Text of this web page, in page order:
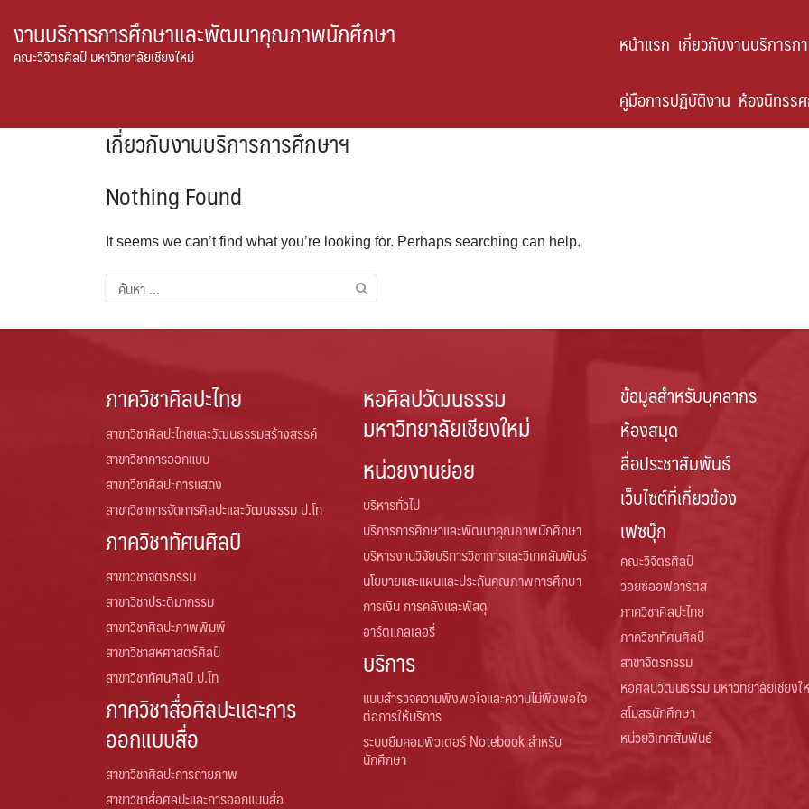
content
งานบริการการศึกษาและพัฒนาคุณภาพนักศึกษา
คณะวิจิตรศิลป์ มหาวิทยาลัยเชียงใหม่ หน้าแรก เกี่ยวกับงานบริการก
คู่มือการปฏิบัติงาน ห้องนิทรร
เกี่ยวกับงานบริการการศึกษาฯ
Nothing Found
It seems we can’t find what you’re looking for. Perhaps searching can help.
ค้นหา
สำหรับ:
ภาควิชาศิลปะไทย
สาขาวิชาศิลปะไทยและวัฒนธรรมสร้างสรรค์
สาขาวิชาการออกแบบ
สาขาวิชาศิลปะการแสดง
สาขาวิชาการจัดการศิลปะและวัฒนธรรม ป.โท
ภาควิชาทัศนศิลป์
สาขาวิชาจิตรกรรม
สาขาวิชาประติมากรรม
สาขาวิชาศิลปะภาพพิมพ์
สาขาวิชาสหศาสตร์ศิลป์
สาขาวิชาทัศนศิลป์ ป.โท
ภาควิชาสื่อศิลปะและการ
ออกแบบสื่อ
สาขาวิชาศิลปะการถ่ายภาพ
สาขาวิชาสื่อศิลปะและการออกแบบสื่อ
หอศิลปวัฒนธรรม
มหาวิทยาลัยเชียงใหม่
หน่วยงานย่อย
บริหารทั่วไป
บริการการศึกษาและพัฒนาคุณภาพนักศึกษา
บริหารงานวิจัยบริการวิชาการและวิเทศสัมพันธ์
นโยบายและแผนและประกันคุณภาพการศึกษา
การเงิน การคลังและพัสดุ
อาร์ตแกลเลอรี่
บริการ
แบบสำรวจความพึงพอใจและความไม่พึงพอใจ
ต่อการให้บริการ
ระบบยืมคอมพิวเตอร์ Notebook สำหรับ
นักศึกษา
ข้อมูลสำหรับบุคลากร
ห้องสมุด
สื่อประชาสัมพันธ์
เว็บไซต์ที่เกี่ยวข้อง
เฟซบุ๊ก
คณะวิจิตรศิลป์
วอยซ์ออฟอาร์ตส
ภาควิชาศิลปะไทย
ภาควิชาทัศนศิลป์
สาขาจิตรกรรม
หอศิลปวัฒนธรรม มหาวิทยาลัยเชียงใ
สโมสรนักศึกษา
หน่วยวิเทศสัมพันธ์